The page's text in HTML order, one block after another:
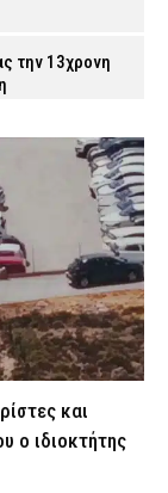
την 13χρονη
στο
και σφυριά
το «Χαμόγελο του
τρεις άνδρες
στη ΜΕΘ
και
ο ιδιοκτήτης